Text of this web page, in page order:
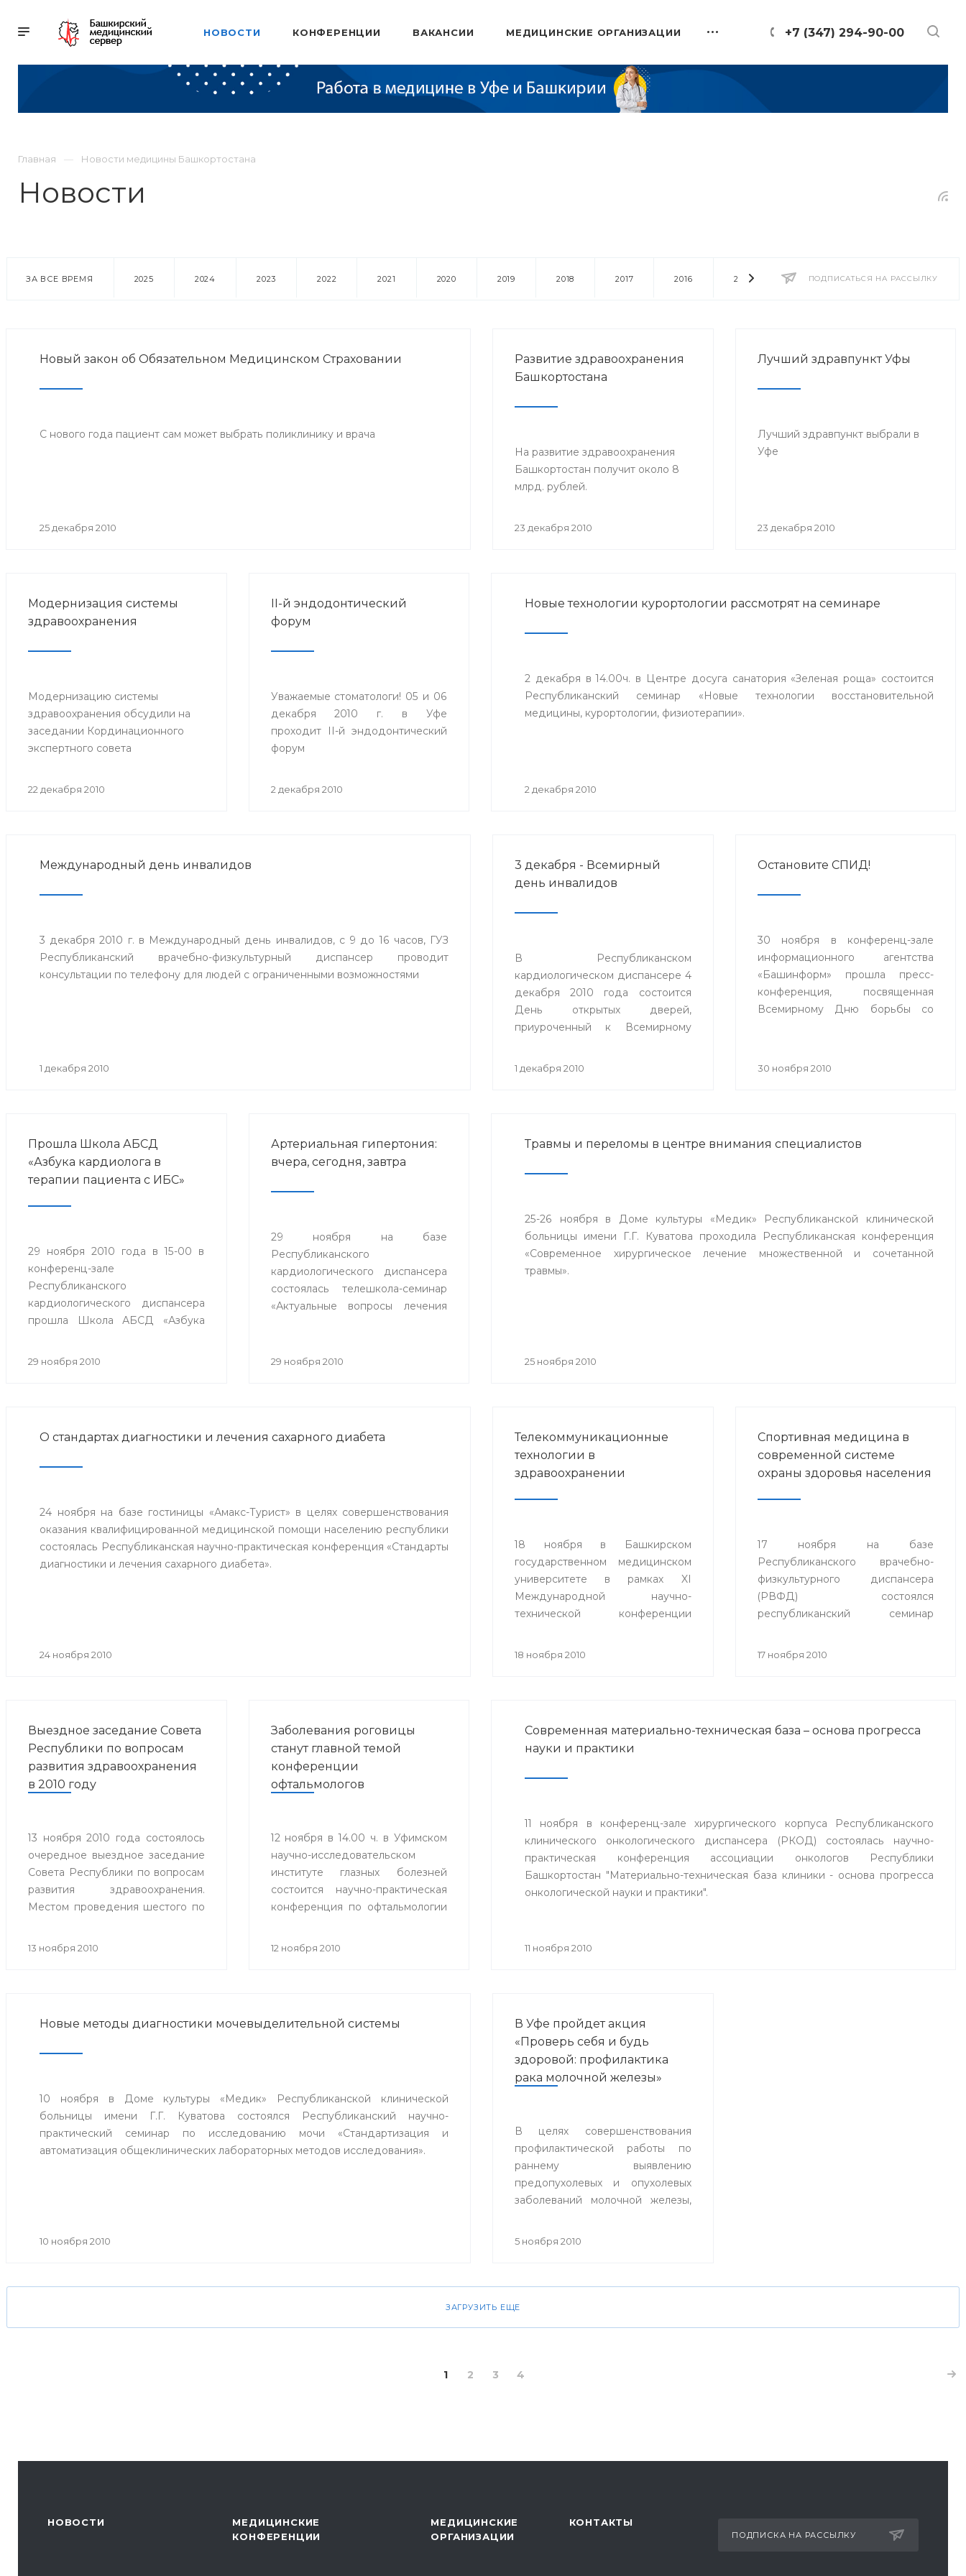
+7 (347) 294-90-00
НОВОСТИ КОНФЕРЕНЦИИ ВАКАНСИИ МЕДИЦИНСКИЕ ОРГАНИЗАЦИИ
Главная Новости медицины Башкортостана
Новости
ПОДПИСАТЬСЯ НА РАССЫЛКУ
ЗА ВСЕ ВРЕМЯ 2025 2024 2023 2022 2021 2020 2019 2018 2017 2016 2014 2013 2012 2011
Новый закон об Обязательном Медицинском Страховании
С нового года пациент сам может выбрать поликлинику и врача
25 декабря 2010
Развитие здравоохранения
Башкортостана
На развитие здравоохранения
Башкортостан получит около 8
млрд. рублей.
23 декабря 2010
Лучший здравпункт Уфы
Лучший здравпункт выбрали в
Уфе
23 декабря 2010
Модернизация системы
здравоохранения
Модернизацию системы
здравоохранения обсудили на
заседании Кординационного
экспертного совета
22 декабря 2010
II-й эндодонтический
форум
Уважаемые стоматологи! 05 и 06
декабря 2010 г. в Уфе
проходит II-й эндодонтический
форум
2 декабря 2010
Новые технологии курортологии рассмотрят на семинаре
2 декабря в 14.00ч. в Центре досуга санатория «Зеленая роща» состоится
Республиканский семинар «Новые технологии восстановительной
медицины, курортологии, физиотерапии».
2 декабря 2010
Международный день инвалидов
3 декабря 2010 г. в Международный день инвалидов, с 9 до 16 часов, ГУЗ
Республиканский врачебно-физкультурный диспансер проводит
консультации по телефону для людей с ограниченными возможностями
1 декабря 2010
3 декабря - Всемирный
день инвалидов
В Республиканском
кардиологическом диспансере 4
декабря 2010 года состоится
День открытых дверей,
приуроченный к Всемирному
1 декабря 2010
Остановите СПИД!
30 ноября в конференц-зале
информационного агентства
«Башинформ» прошла пресс-
конференция, посвященная
Всемирному Дню борьбы со
30 ноября 2010
Прошла Школа АБСД
«Азбука кардиолога в
терапии пациента с ИБС»
29 ноября 2010 года в 15-00 в
конференц-зале
Республиканского
кардиологического диспансера
прошла Школа АБСД «Азбука
с ИБС» с участием
29 ноября 2010
Артериальная гипертония:
вчера, сегодня, завтра
29 ноября на базе
Республиканского
кардиологического диспансера
состоялась телешкола-семинар
«Актуальные вопросы лечения
центров городов Белорецка,
29 ноября 2010
Травмы и переломы в центре внимания специалистов
25-26 ноября в Доме культуры «Медик» Республиканской клинической
больницы имени Г.Г. Куватова проходила Республиканская конференция
«Современное хирургическое лечение множественной и сочетанной
травмы».
25 ноября 2010
О стандартах диагностики и лечения сахарного диабета
24 ноября на базе гостиницы «Амакс-Турист» в целях совершенствования
оказания квалифицированной медицинской помощи населению республики
состоялась Республиканская научно-практическая конференция «Стандарты
диагностики и лечения сахарного диабета».
24 ноября 2010
Телекоммуникационные
технологии в
здравоохранении
18 ноября в Башкирском
государственном медицинском
университете в рамках XI
Международной научно-
технической конференции
телекоммуникаций 2010»
18 ноября 2010
Спортивная медицина в
современной системе
охраны здоровья населения
17 ноября на базе
Республиканского врачебно-
физкультурного диспансера
(РВФД) состоялся
республиканский семинар
современной системе охраны
17 ноября 2010
Выездное заседание Совета
Республики по вопросам
развития здравоохранения
в 2010 году
13 ноября 2010 года состоялось
очередное выездное заседание
Совета Республики по вопросам
развития здравоохранения.
Местом проведения шестого по
округ г.Уфа.
13 ноября 2010
Заболевания роговицы
станут главной темой
конференции
офтальмологов
12 ноября в 14.00 ч. в Уфимском
научно-исследовательском
институте глазных болезней
состоится научно-практическая
конференция по офтальмологии
хирургического и
12 ноября 2010
Современная материально-техническая база – основа прогресса
науки и практики
11 ноября в конференц-зале хирургического корпуса Республиканского
клинического онкологического диспансера (РКОД) состоялась научно-
практическая конференция ассоциации онкологов Республики
Башкортостан "Материально-техническая база клиники - основа прогресса
онкологической науки и практики".
11 ноября 2010
Новые методы диагностики мочевыделительной системы
10 ноября в Доме культуры «Медик» Республиканской клинической
больницы имени Г.Г. Куватова состоялся Республиканский научно-
практический семинар по исследованию мочи «Стандартизация и
автоматизация общеклинических лабораторных методов исследования».
10 ноября 2010
В Уфе пройдет акция
«Проверь себя и будь
здоровой: профилактика
рака молочной железы»
В целях совершенствования
профилактической работы по
раннему выявлению
предопухолевых и опухолевых
заболеваний молочной железы,
самообследования и
«Проверь себя и будь здоровой:
профилактика рака молочной
5 ноября 2010
ЗАГРУЗИТЬ ЕЩЕ
1 2 3 4
НОВОСТИ
МЕДИЦИНСКИЕ
КОНФЕРЕНЦИИ
МЕДИЦИНСКИЕ
ОРГАНИЗАЦИИ
КОНТАКТЫ
ПОДПИСКА НА РАССЫЛКУ